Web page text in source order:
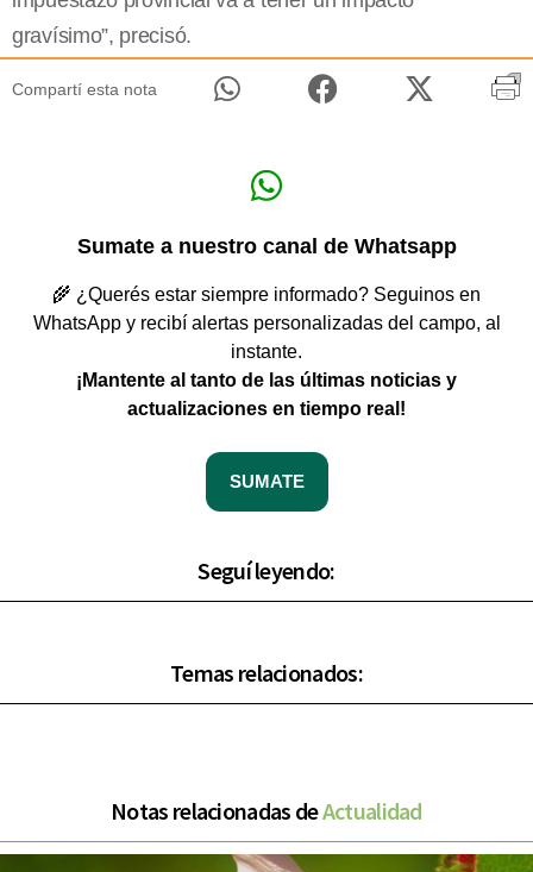
gravísimo”, precisó.
Compartí esta nota
Sumate a nuestro canal de Whatsapp
🌾 ¿Querés estar siempre informado? Seguinos en
WhatsApp y recibí alertas personalizadas del campo, al
instante.
¡Mantente al tanto de las últimas noticias y
actualizaciones en tiempo real!
SUMATE
Seguí leyendo:
Temas relacionados:
Notas relacionadas deActualidad